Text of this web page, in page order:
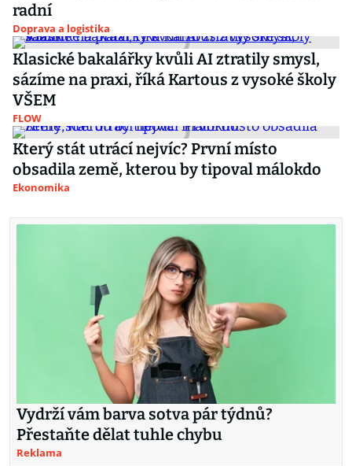
radní
Doprava a logistika
Klasické bakalářky kvůli AI ztratily smysl,
sázíme na praxi, říká Kartous z vysoké školy
VŠEM
FLOW
Který stát utrácí nejvíc? První místo
obsadila země, kterou by tipoval málokdo
Ekonomika
Vydrží vám barva sotva pár týdnů?
Přestaňte dělat tuhle chybu
Reklama